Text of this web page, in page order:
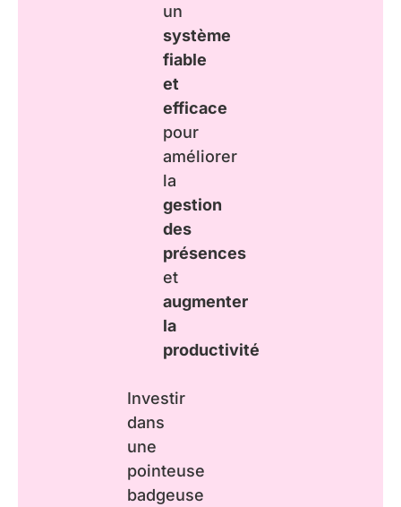
un
système
fiable
et
efficace
pour
améliorer
la
gestion
des
présences
et
augmenter
la
productivité
Investir
dans
une
pointeuse
badgeuse